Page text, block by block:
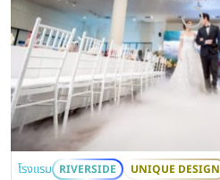
โรงแรม RIVERSIDE UNIQUE DESIGN